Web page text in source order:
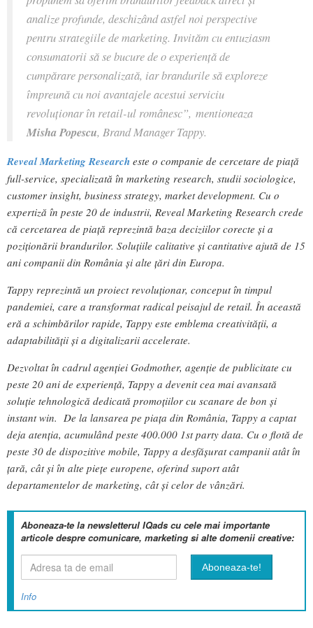
analize profunde, deschizând astfel noi perspective
pentru strategiile de marketing. Invităm cu entuziasm
consumatorii să se bucure de o experiență de
cumpărare personalizată, iar brandurile să exploreze
împreună cu noi avantajele acestui serviciu
revoluționar în retail-ul românesc”, mentioneaza
Misha Popescu, Brand Manager Tappy.
Reveal Marketing Research este o companie de cercetare de piață
full-service, specializată în marketing research, studii sociologice,
customer insight, business strategy, market development. Cu o
expertiză în peste 20 de industrii, Reveal Marketing Research crede
că cercetarea de piață reprezintă baza deciziilor corecte și a
poziționării brandurilor. Soluțiile calitative și cantitative ajută de 15
ani companii din România și alte țări din Europa.
Tappy reprezintă un proiect revoluționar, conceput în timpul
pandemiei, care a transformat radical peisajul de retail. În această
eră a schimbărilor rapide, Tappy este emblema creativității, a
adaptabilității și a digitalizarii accelerate.
Dezvoltat în cadrul agenției Godmother, agenție de publicitate cu
peste 20 ani de experiență, Tappy a devenit cea mai avansată
soluție tehnologică dedicată promoțiilor cu scanare de bon și
instant win. De la lansarea pe piața din România, Tappy a captat
deja atenția, acumulând peste 400.000 1st party data. Cu o flotă de
peste 30 de dispozitive mobile, Tappy a desfășurat campanii atât în
țară, cât și în alte piețe europene, oferind suport atât
departamentelor de marketing, cât și celor de vânzări.
Aboneaza-te la newsletterul IQads cu cele mai importante
articole despre comunicare, marketing si alte domenii creative:
Info